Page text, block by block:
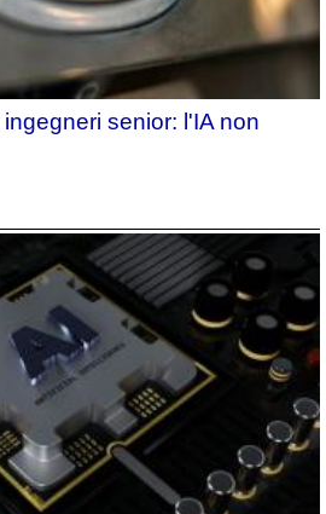
senior: l'IA non